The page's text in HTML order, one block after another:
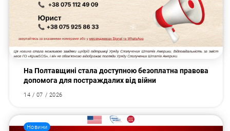
На Полтавщині стала доступною безоплатна правова
допомога для постраждалих від війни
14 / 07 / 2026
Новини